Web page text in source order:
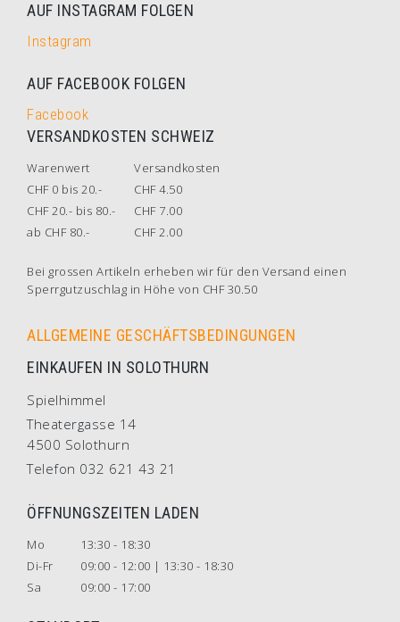
AUF INSTAGRAM FOLGEN
Instagram
AUF FACEBOOK FOLGEN
Facebook
VERSANDKOSTEN SCHWEIZ
Warenwert
Versandkosten
CHF 0 bis 20.-
CHF 4.50
CHF 20.- bis 80.-
CHF 7.00
ab CHF 80.-
CHF 2.00
Bei grossen Artikeln erheben wir für den Versand einen
Sperrgutzuschlag in Höhe von CHF 30.50
ALLGEMEINE GESCHÄFTSBEDINGUNGEN
EINKAUFEN IN SOLOTHURN
Spielhimmel
Theatergasse 14
4500 Solothurn
Telefon 032 621 43 21
ÖFFNUNGSZEITEN LADEN
Mo
13:30 - 18:30
Di-Fr
09:00 - 12:00 | 13:30 - 18:30
Sa
09:00 - 17:00